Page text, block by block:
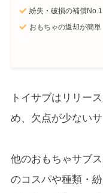
紛失・破損の補償No.1
おもちゃの返却が簡単
トイサブはリリー
め、欠点が少ないサ
他のおもちゃサブ
のコスパや種類・